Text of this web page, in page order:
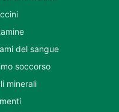
del sangue
soccorso
minerali